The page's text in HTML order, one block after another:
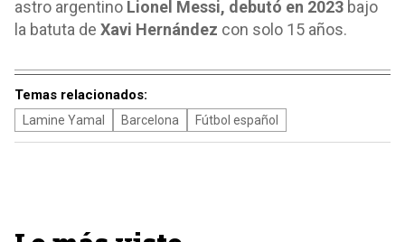
astro argentino Lionel Messi, debutó en 2023 bajo
la batuta de Xavi Hernández con solo 15 años.
Temas relacionados:
Lamine Yamal Barcelona Fútbol español